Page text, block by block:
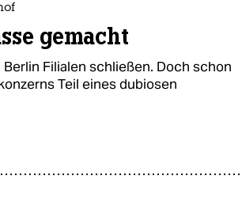
gemacht
Filialen schließen. Doch schon
Teil eines dubiosen